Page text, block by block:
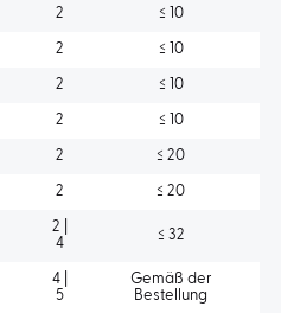
2 ≤ 10
2 ≤ 10
2 ≤ 10
2 ≤ 10
2 ≤ 20
2 ≤ 20
2 |
4
≤ 32
4 |
5
Gemäß der
Bestellung